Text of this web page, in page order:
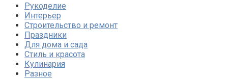
Рукоделие
Интерьер
Строительство и ремонт
Праздники
Для дома и сада
Стиль и красота
Кулинария
Разное